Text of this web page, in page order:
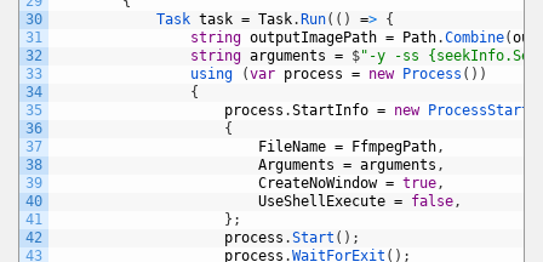
30
31
32
33
34
35
36
37
38
39
40
41
42
43
Task task = Task. Run( ( ) => {
string outputImagePath = Path.Combine(
string arguments = $"-y -ss
using
(var process = new Process ( ) )
{
process .StartInfo = new
{
FileName = FfmpegPath,
Arguments = arguments ,
CreateNoWindow = true,
UseShellExecute = false,
} ;
process .Start ( ) ;
process .WaitForExit ( ) ;